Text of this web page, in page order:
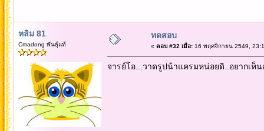
หลิม 81
Cmadong พันธุ์แท้
ทดสอบ
« ตอบ #32 เมื่อ:16 พฤศจิกายน 2549,
จารย์โอ...วาดรูปน้าแครมหน่อยดิ..อยากเห็น